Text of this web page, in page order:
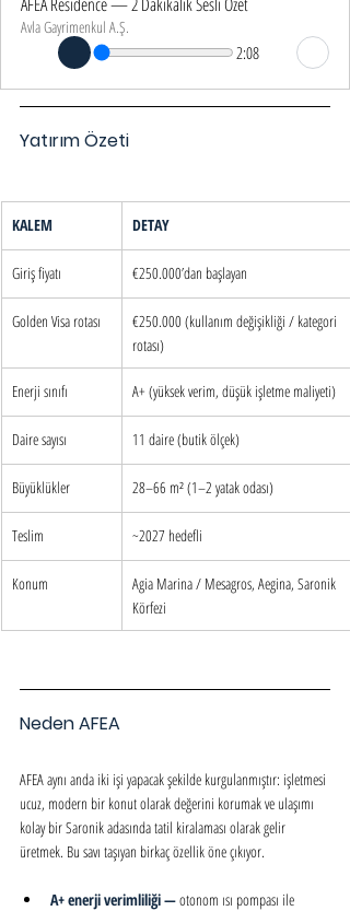
Avla Gayrimenkul A.Ş.
2:08
Yatırım Özeti
KALEM DETAY
Giriş fiyatı €250.000’dan başlayan
Golden Visa rotası
€250.000 (kullanım değişikliği / kategori
rotası)
Enerji sınıfı A+ (yüksek verim, düşük işletme maliyeti)
Daire sayısı 11 daire (butik ölçek)
Büyüklükler 28–66 m² (1–2 yatak odası)
Teslim ~2027 hedefli
Konum
Agia Marina / Mesagros, Aegina, Saronik
Körfezi
Neden AFEA
AFEA aynı anda iki işi yapacak şekilde kurgulanmıştır: işletmesi
ucuz, modern bir konut olarak değerini korumak ve ulaşımı
kolay bir Saronik adasında tatil kiralaması olarak gelir
üretmek. Bu savı taşıyan birkaç özellik öne çıkıyor.
A+ enerji verimliliği — otonom ısı pompası ile